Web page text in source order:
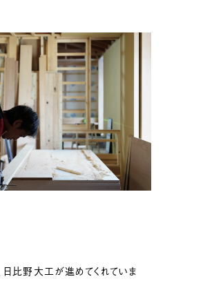
比野大工が進めてくれていま